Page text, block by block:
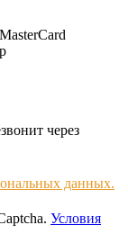
через
данных.
Условия